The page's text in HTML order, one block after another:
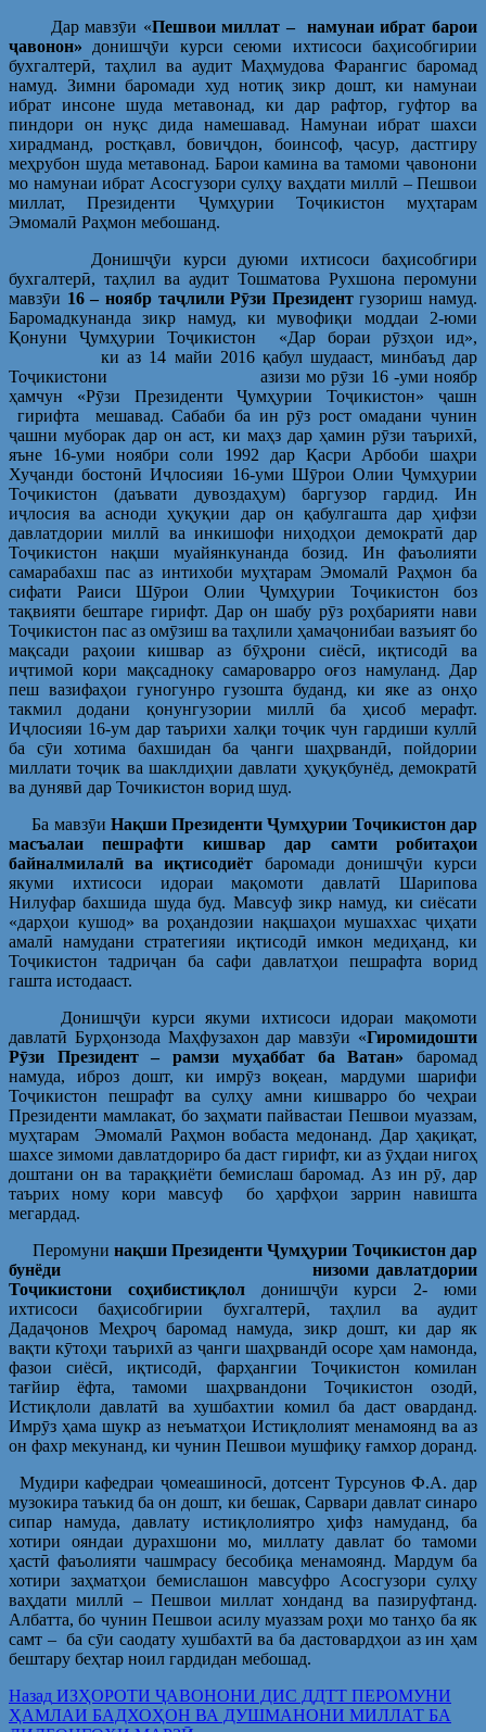
Дар мавзӯи «Пешвои миллат – намунаи ибрат барои
ҷавонон» донишҷӯи курси сеюми ихтисоси баҳисобгирии
бухгалтерӣ, таҳлил ва аудит Маҳмудова Фарангис баромад
намуд. Зимни баромади худ нотиқ зикр дошт, ки намунаи
ибрат инсоне шуда метавонад, ки дар рафтор, гуфтор ва
пиндори он нуқс дида намешавад. Намунаи ибрат шахси
хирадманд, ростқавл, бовиҷдон, боинсоф, ҷасур, дастгиру
меҳрубон шуда метавонад. Барои камина ва тамоми ҷавонони
мо намунаи ибрат Асосгузори сулҳу ваҳдати миллӣ – Пешвои
миллат, Президенти Ҷумҳурии Тоҷикистон муҳтарам
Эмомалӣ Раҳмон мебошанд.
Донишҷӯи курси дуюми ихтисоси баҳисобгири
бухгалтерӣ, таҳлил ва аудит Тошматова Рухшона перомуни
мавзӯи 16 – ноябр таҷлили Рӯзи Президентгузориш намуд.
Баромадкунанда зикр намуд, ки мувофиқи моддаи 2-юми
Қонуни Ҷумҳурии Тоҷикистон «Дар бораи рӯзҳои ид»,
ки аз 14 майи 2016 қабул шудааст, минбаъд дар
Тоҷикистони азизи мо рӯзи 16 -уми ноябр
ҳамчун «Рӯзи Президенти Ҷумҳурии Тоҷикистон» ҷашн
гирифта мешавад. Сабаби ба ин рӯз рост омадани чунин
ҷашни муборак дар он аст, ки маҳз дар ҳамин рӯзи таърихӣ,
яъне 16-уми ноябри соли 1992 дар Қасри Арбоби шаҳри
Хуҷанди бостонӣ Иҷлосияи 16-уми Шӯрои Олии Ҷумҳурии
Тоҷикистон (даъвати дувоздаҳум) баргузор гардид. Ин
иҷлосия ва асноди ҳуқуқии дар он қабулгашта дар ҳифзи
давлатдории миллӣ ва инкишофи ниҳодҳои демократӣ дар
Тоҷикистон нақши муайянкунанда бозид. Ин фаъолияти
самарабахш пас аз интихоби муҳтарам Эмомалӣ Раҳмон ба
сифати Раиси Шӯрои Олии Ҷумҳурии Тоҷикистон боз
тақвияти бештаре гирифт. Дар он шабу рӯз роҳбарияти нави
Тоҷикистон пас аз омӯзиш ва таҳлили ҳамаҷонибаи вазъият бо
мақсади раҳоии кишвар аз бӯҳрони сиёсӣ, иқтисодӣ ва
иҷтимоӣ кори мақсадноку самароварро оғоз намуланд. Дар
пеш вазифаҳои гуногунро гузошта буданд, ки яке аз онҳо
такмил додани қонунгузории миллӣ ба ҳисоб мерафт.
Иҷлосияи 16-ум дар таърихи халқи тоҷик чун гардиши куллӣ
ба сӯи хотима бахшидан ба ҷанги шаҳрвандӣ, пойдории
миллати тоҷик ва шаклдиҳии давлати ҳуқуқбунёд, демократӣ
ва дунявӣ дар Точикистон ворид шуд.
Ба мавзӯи Нақши Президенти Ҷумҳурии Тоҷикистон дар
масъалаи
пешрафти кишвар дар самти робитаҳои
байналмилалӣ ва иқтисодиёт баромади донишҷӯи курси
якуми ихтисоси идораи мақомоти давлатӣ Шарипова
Нилуфар бахшида шуда буд. Мавсуф зикр намуд, ки сиёсати
«дарҳои кушод» ва роҳандозии нақшаҳои мушаххас ҷиҳати
амалӣ намудани стратегияи иқтисодӣ имкон медиҳанд, ки
Тоҷикистон тадриҷан ба сафи давлатҳои пешрафта ворид
гашта истодааст.
Донишҷӯи курси якуми ихтисоси идораи мақомоти
давлатӣ Бурҳонзода Маҳфузахон дар мавзӯи «Гиромидошти
Рӯзи Президент – рамзи муҳаббат ба Ватан» баромад
намуда, иброз дошт, ки имрӯз воқеан, мардуми шарифи
Тоҷикистон пешрафт ва сулҳу амни кишварро бо чеҳраи
Президенти мамлакат, бо заҳмати пайвастаи Пешвои муаззам,
муҳтарам Эмомалӣ Раҳмон вобаста медонанд. Дар ҳақиқат,
шахсе зимоми давлатдориро ба даст гирифт, ки аз ӯҳдаи нигоҳ
доштани он ва тараққиёти бемислаш баромад. Аз ин рӯ, дар
таърих ному кори мавсуф бо ҳарфҳои заррин навишта
мегардад.
Перомуни нақши ПрезидентиҶумҳурии Тоҷикистон дар
бунёди низоми давлатдории
Тоҷикистони соҳибистиқлолдонишҷӯи курси 2- юми
ихтисоси баҳисобгирии бухгалтерӣ, таҳлил ва аудит
Дадаҷонов Меҳроҷ баромад намуда, зикр дошт, ки дар як
вақти кӯтоҳи таърихӣ аз ҷанги шаҳрвандӣ осоре ҳам намонда,
фазои сиёсӣ, иқтисодӣ, фарҳангии Тоҷикистон комилан
тағйир ёфта, тамоми шаҳрвандони Тоҷикистон озодӣ,
Истиқлоли давлатӣ ва хушбахтии комил ба даст оварданд.
Имрӯз ҳама шукр аз неъматҳои Истиқлолият менамоянд ва аз
он фахр мекунанд, ки чунин Пешвои мушфиқу ғамхор доранд.
Мудири кафедраи ҷомеашиносӣ, дотсент Турсунов Ф.А. дар
музокира таъкид ба он дошт, ки бешак, Сарвари давлат синаро
сипар намуда, давлату истиқлолиятро ҳифз намуданд, ба
хотири ояндаи дурахшони мо, миллату давлат бо тамоми
ҳастӣ фаъолияти чашмрасу бесобиқа менамоянд. Мардум ба
хоти­ри заҳматҳои бемислашон мавсуфро Асосгузори сулҳу
ваҳдати миллӣ – Пешвои миллат хонданд ва пазируфтанд.
Албатта, бо чунин Пешвои асилу муаззам роҳи мо танҳо ба як
самт – ба сӯи саодату хушбахтӣ ва ба дастовардҳои аз ин ҳам
бештару беҳтар ноил гардидан мебошад.
Post
Назад Предыдущая
запись:
ИЗҲОРОТИ ҶАВОНОНИ ДИС ДДТТ ПЕРОМУНИ
ҲАМЛАИ БАДХОҲОН ВА ДУШМАНОНИ МИЛЛАТ БА